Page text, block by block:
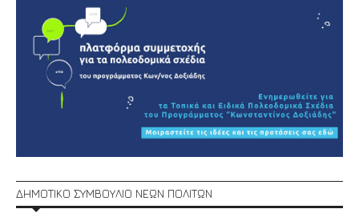
ΔΗΜΟΤΙΚΟ ΣΥΜΒΟΥΛΙΟ ΝΕΩΝ ΠΟΛΙΤΩΝ